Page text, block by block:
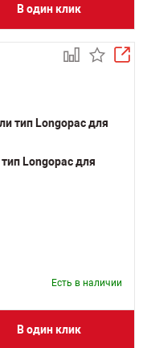
В один клик
Longopac для
Есть в наличии
В один клик